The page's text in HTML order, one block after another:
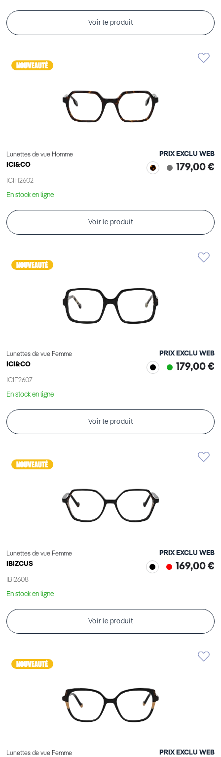
Voir le produit
Lunettes de vue Homme
ICI&CO
ICIH2602
PRIX EXCLU WEB
179,00 €
En stock en ligne
Voir le produit
Lunettes de vue Femme
ICI&CO
ICIF2607
PRIX EXCLU WEB
179,00 €
En stock en ligne
Voir le produit
Lunettes de vue Femme
IBIZCUS
IBI2608
PRIX EXCLU WEB
169,00 €
En stock en ligne
Voir le produit
Lunettes de vue Femme PRIX EXCLU WEB